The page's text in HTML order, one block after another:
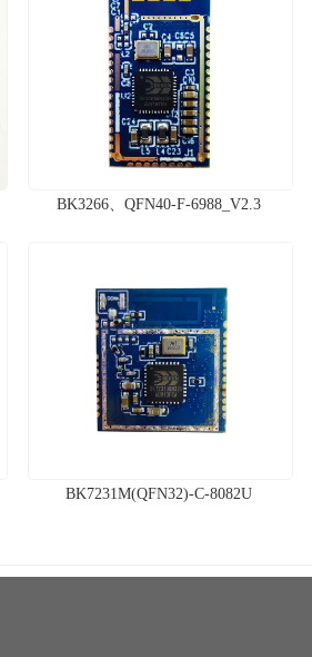
BK3266、QFN40-F-6988_V2.3
BK7231M(QFN32)-C-8082U